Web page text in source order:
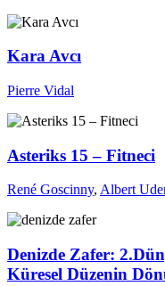
Kara Avcı
Pierre Vidal
Asteriks 15 – Fitneci
René Goscinny, Albert
Denizde Zafer:
Küresel Düzenin